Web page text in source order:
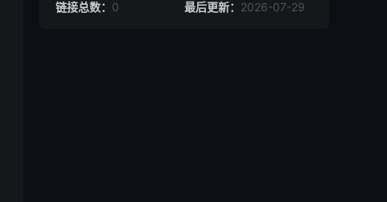
链接总数： 0 最后更新： 2026-07-29